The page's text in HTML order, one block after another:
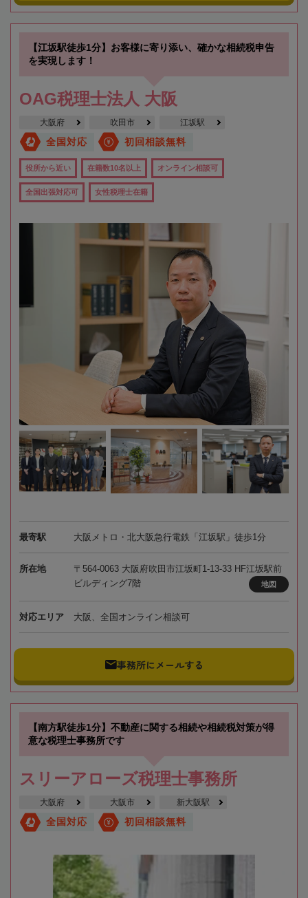
【江坂駅徒歩1分】お客様に寄り添い、確かな相続税申告
を実現します！
OAG税理士法人 大阪
大阪府 吹田市 江坂駅
全国対応 初回相談無料
役所から近い 在籍数10名以上 オンライン相談可
全国出張対応可 女性税理士在籍
最寄駅 大阪メトロ・北大阪急行電鉄「江坂駅」徒歩1分
所在地
〒564-0063 大阪府吹田市江坂町1-13-33 HF江坂駅前
ビルディング7階
地図
対応エリア 大阪、全国オンライン相談可
事務所にメールする
【南方駅徒歩1分】不動産に関する相続や相続税対策が得
意な税理士事務所です
スリーアローズ税理士事務所
大阪府 大阪市 新大阪駅
全国対応 初回相談無料